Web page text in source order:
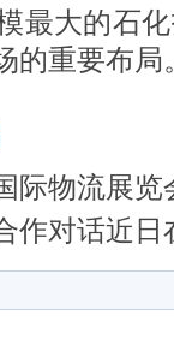
最大的石
的重要布局
际物流展览
作对话近日